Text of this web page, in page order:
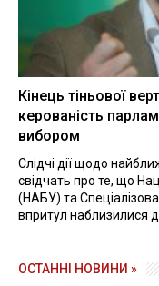
Кінець тіньової
керованість
вибором
Слідчі дії щодо
свідчать про те, що
(НАБУ) та
впритул наблизилися
ОСТАННІ НОВИНИ »